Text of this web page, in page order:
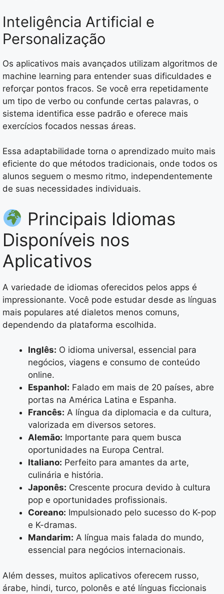
Inteligência Artificial e
Personalização
Os aplicativos mais avançados utilizam algoritmos de
machine learning para entender suas dificuldades e
reforçar pontos fracos. Se você erra repetidamente
um tipo de verbo ou confunde certas palavras, o
sistema identifica esse padrão e oferece mais
exercícios focados nessas áreas.
Essa adaptabilidade torna o aprendizado muito mais
eficiente do que métodos tradicionais, onde todos os
alunos seguem o mesmo ritmo, independentemente
de suas necessidades individuais.
Principais Idiomas
Disponíveis nos
Aplicativos
A variedade de idiomas oferecidos pelos apps é
impressionante. Você pode estudar desde as línguas
mais populares até dialetos menos comuns,
dependendo da plataforma escolhida.
Inglês: O idioma universal, essencial para
negócios, viagens e consumo de conteúdo
online.
Espanhol: Falado em mais de 20 países, abre
portas na América Latina e Espanha.
Francês: A língua da diplomacia e da cultura,
valorizada em diversos setores.
Alemão: Importante para quem busca
oportunidades na Europa Central.
Italiano: Perfeito para amantes da arte,
culinária e história.
Japonês: Crescente procura devido à cultura
pop e oportunidades profissionais.
Coreano: Impulsionado pelo sucesso do K-pop
e K-dramas.
Mandarim: A língua mais falada do mundo,
essencial para negócios internacionais.
Além desses, muitos aplicativos oferecem russo,
árabe, hindi, turco, polonês e até línguas ficcionais